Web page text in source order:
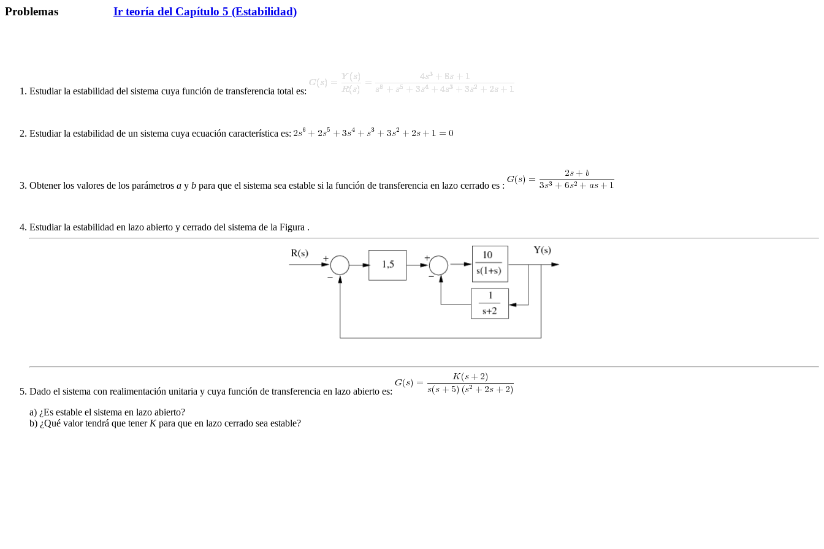
Problemas Ir teoría del Capítulo 5 (Estabilidad)
Estudiar la estabilidad del sistema cuya función de transferencia total es:
Estudiar la estabilidad de un sistema cuya ecuación característica es:
Obtener los valores de los parámetros a y b para que el sistema sea estable si la función de transferencia en lazo cerrado es :
Estudiar la estabilidad en lazo abierto y cerrado del sistema de la Figura .
Dado el sistema con realimentación unitaria y cuya función de transferencia en lazo abierto es:
a) ¿Es estable el sistema en lazo abierto?
b) ¿Qué valor tendrá que tener Kpara que en lazo cerrado sea estable?